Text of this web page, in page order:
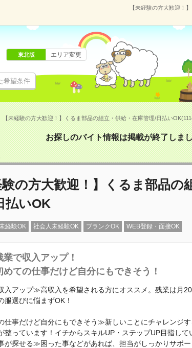
【未経験の方大歓迎！
希望条件
東北版 エリア変更
【未経験の方大歓迎！】くるま部品の組立・供給・在庫管理/日払い
お探しのバイト情報は掲載が終了しま
験の方大歓迎！】くるま部品の
払いOK
経験OK 社会人未経験OK ブランクOK WEB登録・面接OK
業で収入アップ！
めての仕事だけど自分にもできそう！
入アップ≫高収入を希望される方にオススメ。残業は月
服選びに悩まずOK！
仕事だけど自分にもできそう≫新しいことにチャレンジす
整っています！イチからスキルUP・ステップUP目指し
が探せる≫困った事などがあれば、担当がしっかりサポー